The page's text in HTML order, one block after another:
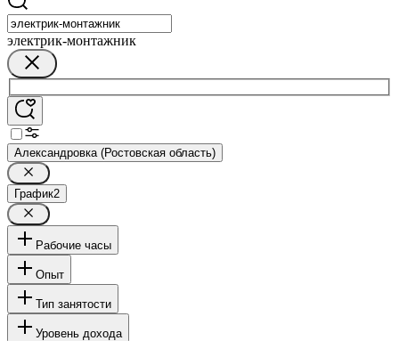
электрик-монтажник
Александровка (Ростовская область)
График2
Рабочие часы
Опыт
Тип занятости
Уровень дохода